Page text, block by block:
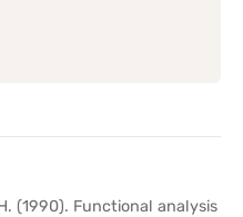
(1990). Functional analysis